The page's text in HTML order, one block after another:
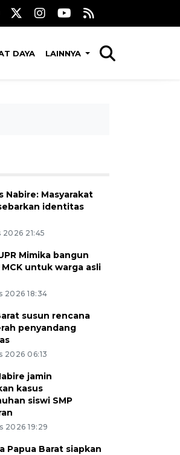
DAYA LAINNYA
Nabire: Masyarakat
identitas
2026 21:45
Mimika bangun
untuk warga asli
2026 18:34
susun rencana
penyandang
2026 06:13
jamin
kasus
siswi SMP
2026 19:29
Papua Barat siapkan